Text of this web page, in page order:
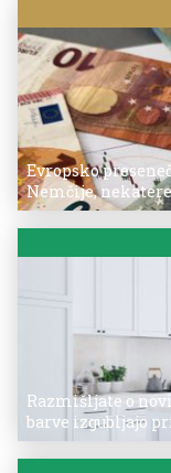
Evropsko
Nemčije,
Razmišljate o
barve izgubljajo